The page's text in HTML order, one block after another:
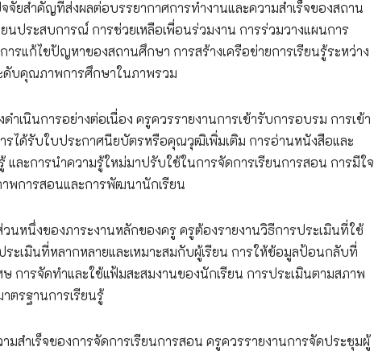
ยสำคัญที่ส่งผลต่อบรรยากาศการทำงานและความสำเร็จของสถาน
นประสบการณ์ การช่วยเหลือเพื่อนร่วมงาน การร่วมวางแผนการ
แก้ไขปัญหาของสถานศึกษา การสร้างเครือข่ายการเรียนรู้ระหว่าง
ดับคุณภาพการศึกษาในภาพรวม
นินการอย่างต่อเนื่อง ครูควรรายงานการเข้ารับการอบรม การเข้า
รได้รับใบประกาศนียบัตรหรือคุณวุฒิเพิ่มเติม การอ่านหนังสือและ
และการนำความรู้ใหม่มาปรับใช้ในการจัดการเรียนการสอน การมีใจ
พการสอนและการพัฒนานักเรียน
นหนึ่งของภาระงานหลักของครู ครูต้องรายงานวิธีการประเมินที่ใช้
ะเมินที่หลากหลายและเหมาะสมกับผู้เรียน การให้ข้อมูลป้อนกลับที่
การจัดทำและใช้แฟ้มสะสมงานของนักเรียน การประเมินตามสภาพ
ตรฐานการเรียนรู้
ำเร็จของการจัดการเรียนการสอน ครูควรรายงานการจัดประชุมผู้